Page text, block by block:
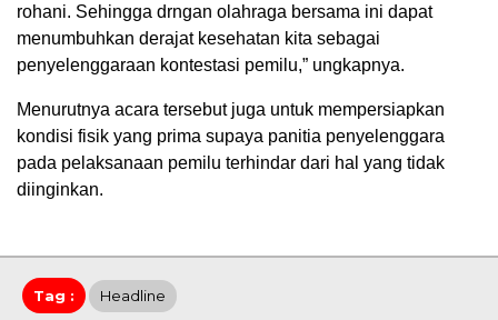
rohani. Sehingga drngan olahraga bersama ini dapat
menumbuhkan derajat kesehatan kita sebagai
penyelenggaraan kontestasi pemilu,” ungkapnya.
Menurutnya acara tersebut juga untuk mempersiapkan
kondisi fisik yang prima supaya panitia penyelenggara
pada pelaksanaan pemilu terhindar dari hal yang tidak
diinginkan.
Tag : Headline